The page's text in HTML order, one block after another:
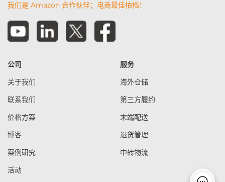
我们是 Amazon 合作伙伴；电商最佳拍档！
公司
关于我们
联系我们
价格方案
博客
案例研究
活动
服务
海外仓储
第三方履约
末端配送
退货管理
中转物流